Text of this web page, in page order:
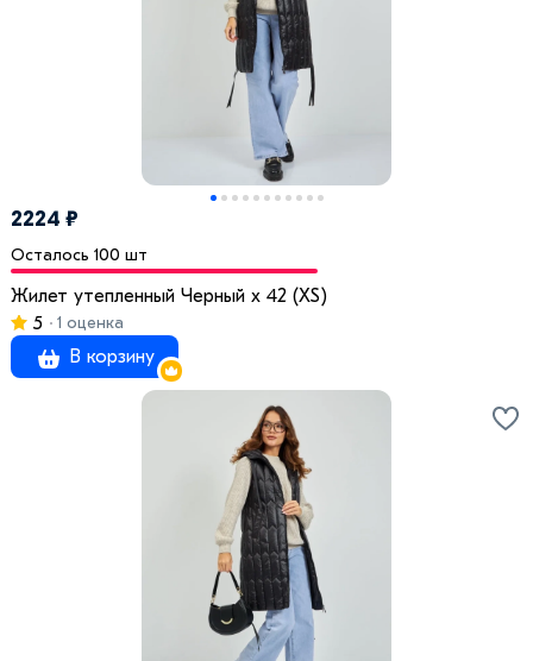
2224 ₽
Осталось 100 шт
Жилет утепленный Черный x 42 (XS)
5
1 оценка
В корзину